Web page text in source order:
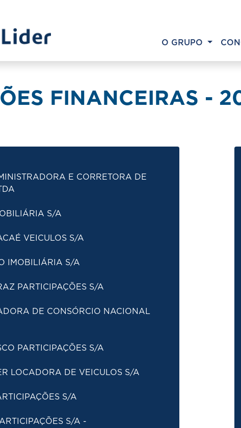
O GRUPO
FINANCEIRAS -
E CORRETORA DE
S/A
VEICULOS S/A
IMOBILIÁRIA S/A
PARTICIPAÇÕES S/A
DE CONSÓRCIO NACIONAL
PARTICIPAÇÕES S/A
LOCADORA DE VEICULOS S/A
S/A
S/A -